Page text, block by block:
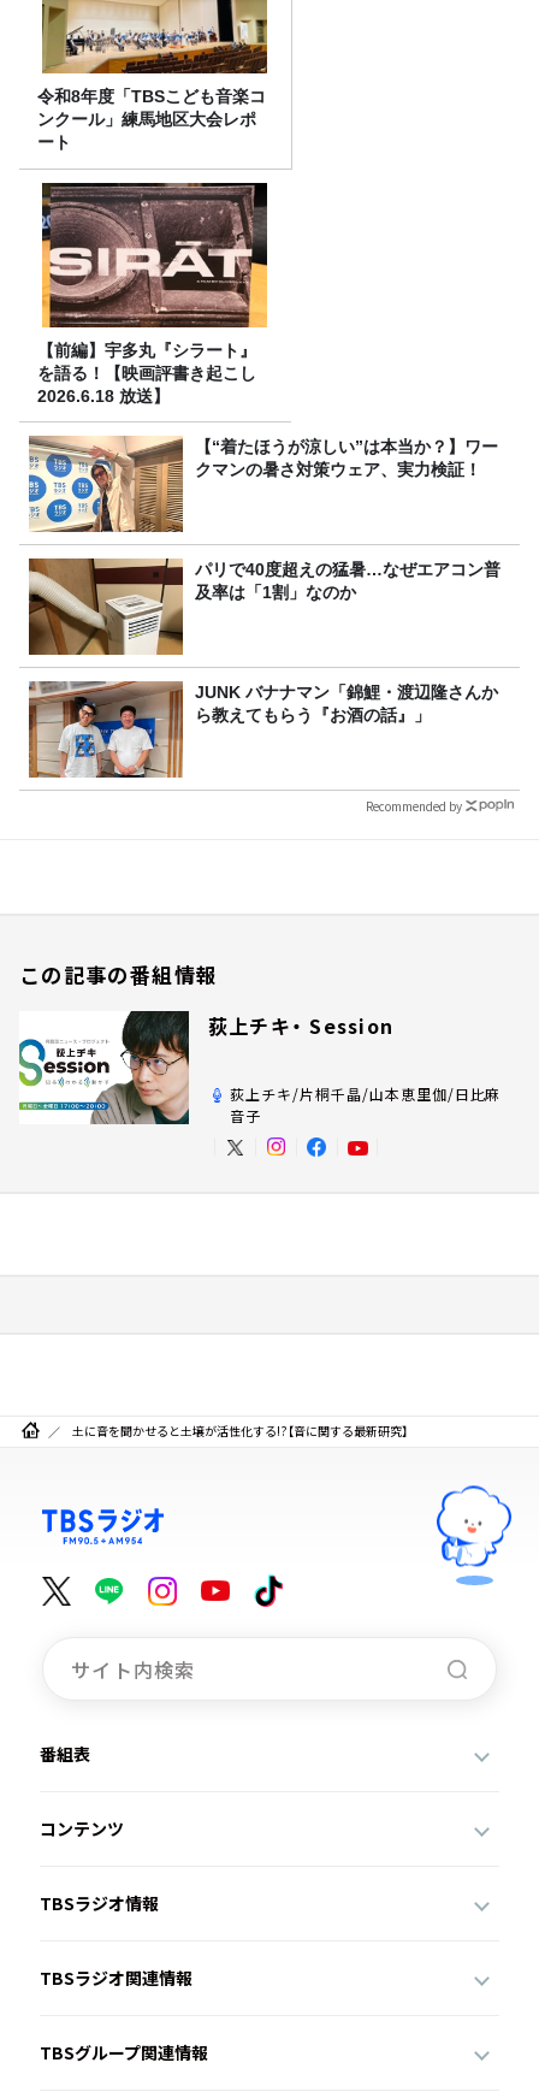
令和8年度「TBSこども音楽コ
ンクール」練馬地区大会レポ
ート
【前編】宇多丸『シラート』
を語る！【映画評書き起こし
2026.6.18 放送】
【“着たほうが涼しい”は本当か？】ワー
クマンの暑さ対策ウェア、実力検証！
パリで40度超えの猛暑…なぜエアコン普
及率は「1割」なのか
JUNK バナナマン「錦鯉・渡辺隆さんか
ら教えてもらう『お酒の話』」
Recommended by
この記事の番組情報
荻上チキ・ Session
荻上チキ/片桐千晶/山本恵里伽/日比麻
音子
土に音を聞かせると土壌が活性化する!?【音に関する最新研究】
番組表
コンテンツ
TBSラジオ情報
TBSラジオ関連情報
TBSグループ関連情報